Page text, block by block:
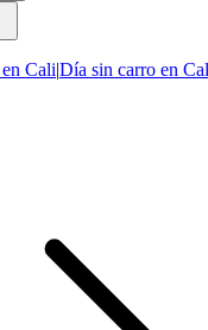
Cali|Día sin carro en